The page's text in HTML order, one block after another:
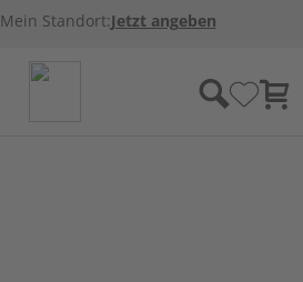
Mein Standort:Jetzt angeben